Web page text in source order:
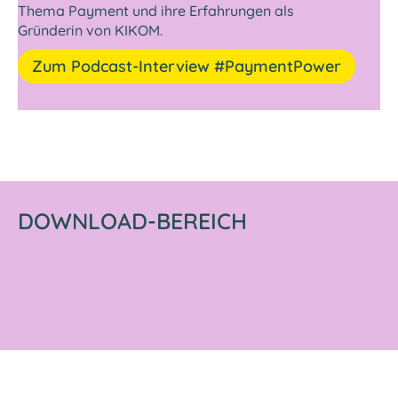
zu.
Die
Einwilligung
gilt
kann
Button
Thema Payment und ihre Erfahrungen als
Gründerin von KIKOM.
Zum Podcast-Interview #PaymentPower
DOWNLOAD-BEREICH